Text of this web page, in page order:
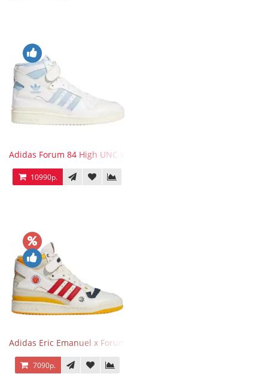
Adidas Forum 84 High UNC White Blue
10990р.
Adidas Eric Emanuel x Forum 84 High Mcdonald’s
7090р.